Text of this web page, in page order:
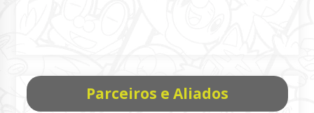
Parceiros e Aliados